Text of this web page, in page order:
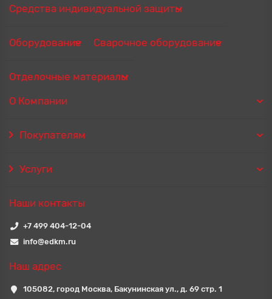
Средства индивидуальной защиты
Оборудование Сварочное оборудование
Отделочные материалы
О Компании
Покупателям
Услуги
Наши контакты
+7 499 404-12-04
info@edkm.ru
Наш адрес
105082, город Москва, Бакунинская ул., д. 69 стр. 1